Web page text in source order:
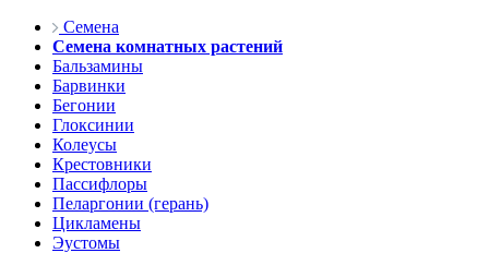
Семена
Семена комнатных растений
Бальзамины
Барвинки
Бегонии
Глоксинии
Колеусы
Крестовники
Пассифлоры
Пеларгонии (герань)
Цикламены
Эустомы